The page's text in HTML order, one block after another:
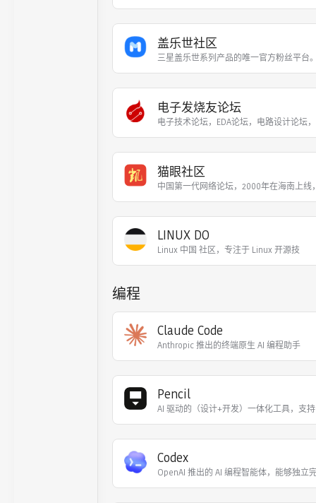
盖乐世社区
三星盖乐世系列产品的唯一官方粉丝平台
电子发烧友论坛
电子技术论坛，EDA论坛，电路设计论坛
猫眼社区
中国第一代网络论坛，2000年在海南上线
LINUX DO
Linux 中国 社区，专注于 Linux 开源技
编程
Claude Code
Anthropic 推出的终端原生 AI 编程助手
Pencil
AI 驱动的（设计+开发）一体化工具，支持
Codex
OpenAI 推出的 AI 编程智能体，能够独立